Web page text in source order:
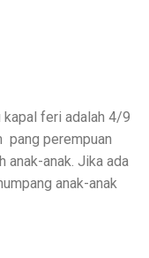
kapal feri adalah 4/9
pang perempuan
anak-anak. Jika ada
anak-anak